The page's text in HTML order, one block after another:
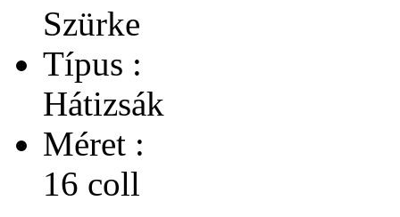
Szürke
Típus :
Hátizsák
Méret :
16 coll